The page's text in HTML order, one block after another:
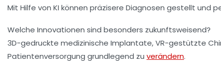
Mit Hilfe von KI können präzisere Diagnosen gestellt
Welche Innovationen sind besonders zukunftsweisend?
3D-gedruckte medizinische Implantate, VR-gestützte
Patientenversorgung grundlegend zu verändern.